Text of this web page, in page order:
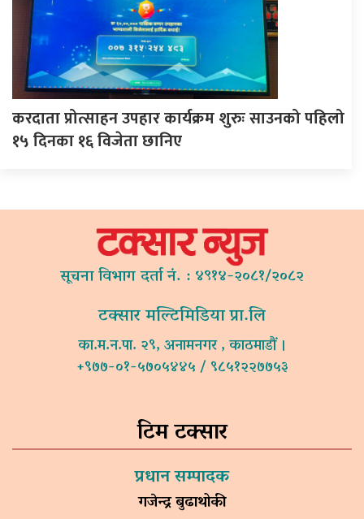
करदाता प्रोत्साहन उपहार कार्यक्रम शुरुः साउनको पहिलो
१५ दिनका १६ विजेता छानिए
सूचना विभाग दर्ता नं. : ४९१४-२०८१/२०८२
टक्सार मल्टिमिडिया प्रा.लि
का.म.न.पा. २९, अनामनगर , काठमाडौं ।
+९७७-०१-५७०५४४५ / ९८५१२२७७५३
टिम टक्सार
प्रधान सम्पादक
गजेन्द्र बुढाथोकी